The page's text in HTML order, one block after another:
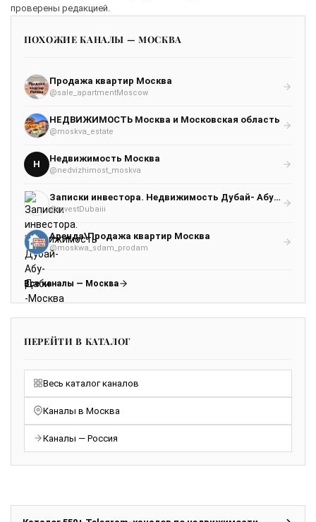
проверены редакцией.
ПОХОЖИЕ КАНАЛЫ — МОСКВА
Продажа квартир Москва
@sale_apartmentMoscow
НЕДВИЖИМОСТЬ Москва и Московская область
@moskva_estate
Н
Недвижимость Москва
@nedvizhimost_moskva
Записки инвестора. Недвижимость Дубай- Абу-Даби -Москва
@investDubaiii
Аренда\Продажа квартир Москва
@moskwa_sdam_prodam
Все каналы — Москва
ПЕРЕЙТИ В КАТАЛОГ
Весь каталог каналов
Каналы в Москва
Каналы — Россия